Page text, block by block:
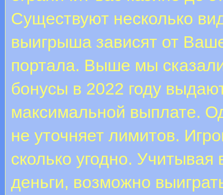
Существуют несколько
выигрыша зависят от
портала. Выше мы
бонусы в 2022 году
максимальной выплате.
не уточняет лимитов.
сколько угодно.
деньги, возможно